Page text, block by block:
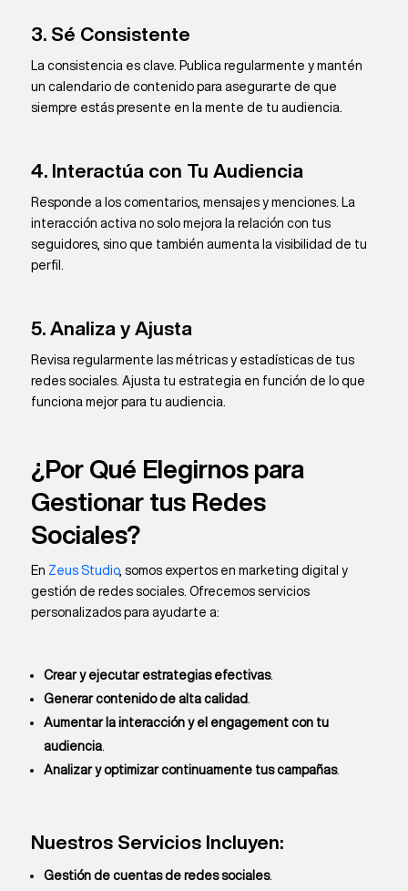
3. Sé Consistente
La consistencia es clave. Publica regularmente y mantén
un calendario de contenido para asegurarte de que
siempre estás presente en la mente de tu audiencia.
4. Interactúa con Tu Audiencia
Responde a los comentarios, mensajes y menciones. La
interacción activa no solo mejora la relación con tus
seguidores, sino que también aumenta la visibilidad de tu
perfil.
5. Analiza y Ajusta
Revisa regularmente las métricas y estadísticas de tus
redes sociales. Ajusta tu estrategia en función de lo que
funciona mejor para tu audiencia.
¿Por Qué Elegirnos para
Gestionar tus Redes
Sociales?
En Zeus Studio, somos expertos en marketing digital y
gestión de redes sociales. Ofrecemos servicios
personalizados para ayudarte a:
Crear y ejecutar estrategias efectivas.
Generar contenido de alta calidad
Aumentar la interacción y el engagement con tu
audiencia.
Analizar y optimizar continuamente tus campañas.
Nuestros Servicios Incluyen:
Gestión de cuentas de redes sociales.